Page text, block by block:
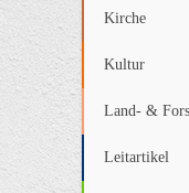
Kirche
Kultur
Land- &
Leitartikel